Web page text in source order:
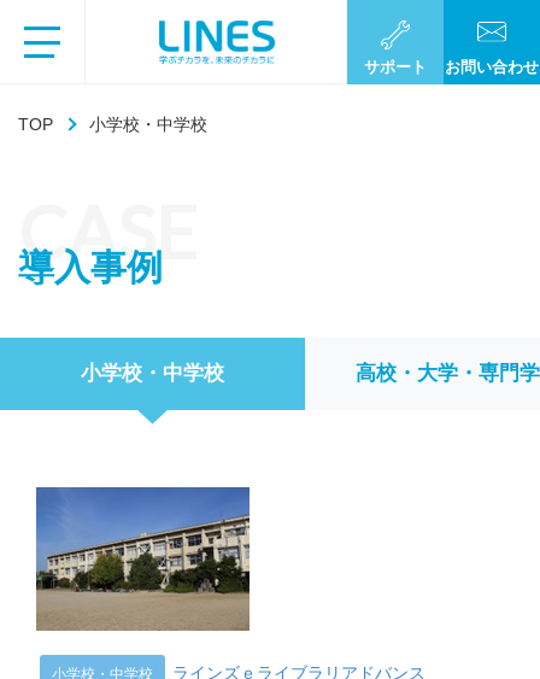
サポート お問い合わせ
TOP 小学校・中学校
CASE
導入事例
小学校・中学校 高校・大学・専門
小学校・中学校 ラインズｅライブラリアドバンス